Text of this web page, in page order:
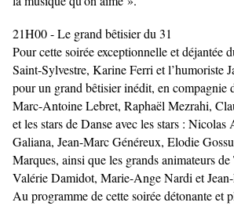
21H00 - Le grand bêtisier du 31
Pour cette soirée exceptionnelle et déjantée
Saint-Sylvestre, Karine Ferri et l’humoriste
pour un grand bêtisier inédit, en compagnie
Marc-Antoine Lebret, Raphaël Mezrahi,
et les stars de Danse avec les stars :
Galiana, Jean-Marc Généreux, Elodie
Marques, ainsi que les grands animateurs
Valérie Damidot, Marie-Ange Nardi et
Au programme de cette soirée détonante et